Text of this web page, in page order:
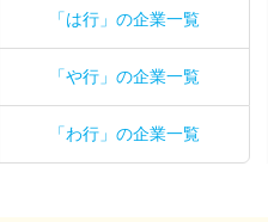
「は行」の企業一覧
「や行」の企業一覧
「わ行」の企業一覧